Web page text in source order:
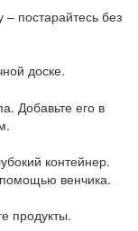
постарайтесь без
доске.
Добавьте его в
контейнер.
венчика.
продукты.